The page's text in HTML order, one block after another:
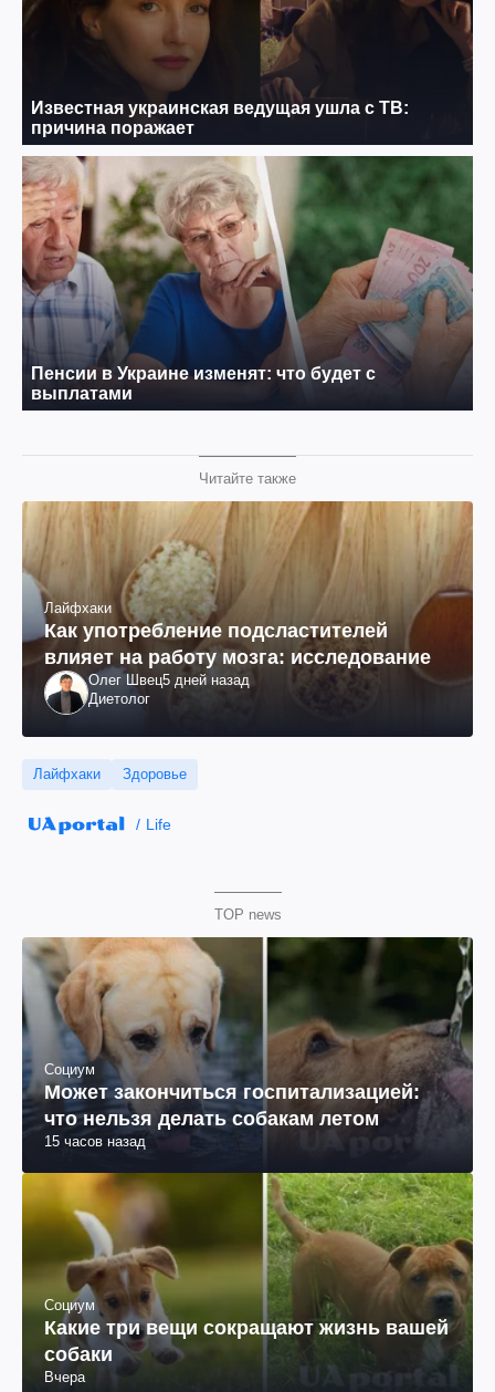
Читайте также
Лайфхаки
Как употребление подсластителей
влияет на работу мозга: исследование
Олег Швец5 дней назад
Диетолог
Лайфхаки Здоровье
Life
TOP news
Социум
Может закончиться госпитализацией:
что нельзя делать собакам летом
15 часов назад
Социум
Какие три вещи сокращают жизнь вашей
собаки
Вчера